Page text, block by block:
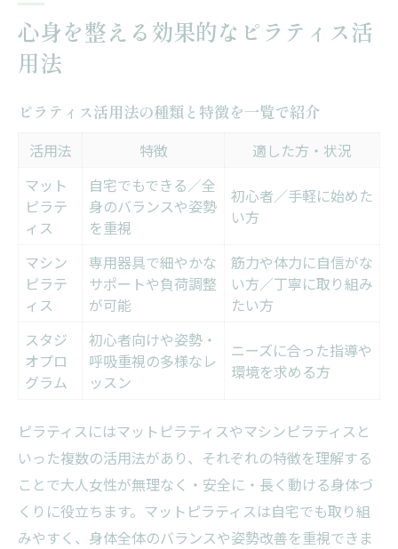
心身を整える効果的なピラティス活
用法
ピラティス活用法の種類と特徴を一覧で紹介
活用法 特徴
適した方・状況
マット
ピラテ
ィス
自宅でもできる／全
身のバランスや姿勢
を重視
初心者／手軽に始めた
い方
マシン
ピラテ
ィス
専用器具で細やかな
サポートや負荷調整
が可能
筋力や体力に自信がな
い方／丁寧に取り組み
たい方
スタジ
オプロ
グラム
初心者向けや姿勢・
呼吸重視の多様なレ
ッスン
ニーズに合った指導や
環境を求める方
ピラティスにはマットピラティスやマシンピラティスと
いった複数の活用法があり、それぞれの特徴を理解する
ことで大人女性が無理なく・安全に・長く動ける身体づ
くりに役立ちます。マットピラティスは自宅でも取り組
みやすく、身体全体のバランスや姿勢改善を重視できま